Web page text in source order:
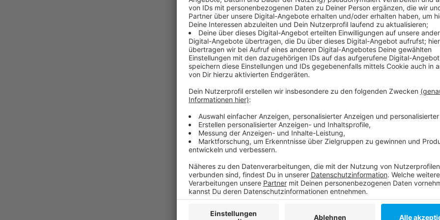
Tanja Marschalhat für euch getestet - und hier
Anzeige
Tipp vom 16. September
Anzeige
Hier geht es zur Homepage:
Rice & Spice